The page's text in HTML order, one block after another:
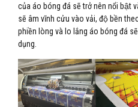
của áo bóng đá sẽ trở nên nổi bật
sẽ âm vĩnh cửu vào vải, độ bền
phiền lòng và lo lắng áo bóng đá
dụng.